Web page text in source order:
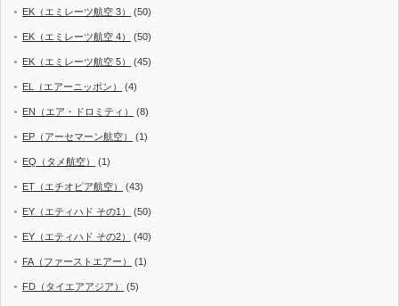
EK（エミレーツ航空 3） (50)
EK（エミレーツ航空 4） (50)
EK（エミレーツ航空 5） (45)
EL（エアーニッポン） (4)
EN（エア・ドロミティ） (8)
EP（アーセマーン航空） (1)
EQ（タメ航空） (1)
ET（エチオピア航空） (43)
EY（エティハド その1） (50)
EY（エティハド その2） (40)
FA（ファーストエアー） (1)
FD（タイエアアジア） (5)